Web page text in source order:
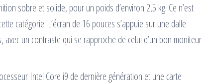
sobre et solide, pour un poids d’environ 2,5 kg. Ce n’est
catégorie. L’écran de 16 pouces s’appuie sur une dalle
un contraste qui se rapproche de celui d’un bon moniteur
Intel Core i9 de dernière génération et une carte